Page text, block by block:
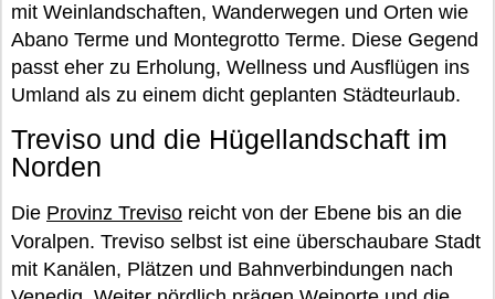
mit Weinlandschaften, Wanderwegen und Orten wie
Abano Terme und Montegrotto Terme. Diese Gegend
passt eher zu Erholung, Wellness und Ausflügen ins
Umland als zu einem dicht geplanten Städteurlaub.
Treviso und die Hügellandschaft im
Norden
Die Provinz Treviso reicht von der Ebene bis an die
Voralpen. Treviso selbst ist eine überschaubare Stadt
mit Kanälen, Plätzen und Bahnverbindungen nach